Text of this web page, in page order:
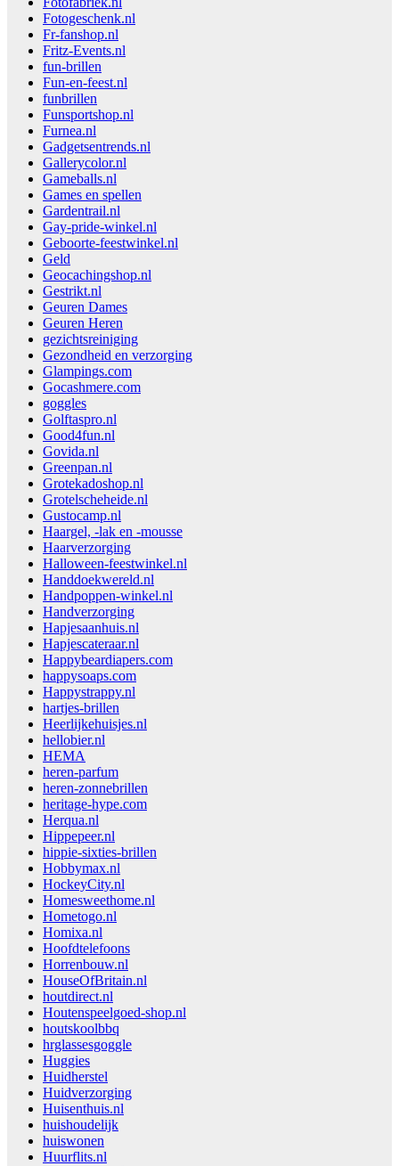
Fotogeschenk.nl
Fr-fanshop.nl
Fritz-Events.nl
fun-brillen
Fun-en-feest.nl
funbrillen
Funsportshop.nl
Furnea.nl
Gadgetsentrends.nl
Gallerycolor.nl
Gameballs.nl
Games en spellen
Gardentrail.nl
Gay-pride-winkel.nl
Geboorte-feestwinkel.nl
Geld
Geocachingshop.nl
Gestrikt.nl
Geuren Dames
Geuren Heren
gezichtsreiniging
Gezondheid en verzorging
Glampings.com
Gocashmere.com
goggles
Golftaspro.nl
Good4fun.nl
Govida.nl
Greenpan.nl
Grotekadoshop.nl
Grotelscheheide.nl
Gustocamp.nl
Haargel, -lak en -mousse
Haarverzorging
Halloween-feestwinkel.nl
Handdoekwereld.nl
Handpoppen-winkel.nl
Handverzorging
Hapjesaanhuis.nl
Hapjescateraar.nl
Happybeardiapers.com
happysoaps.com
Happystrappy.nl
hartjes-brillen
Heerlijkehuisjes.nl
hellobier.nl
HEMA
heren-parfum
heren-zonnebrillen
heritage-hype.com
Herqua.nl
Hippepeer.nl
hippie-sixties-brillen
Hobbymax.nl
HockeyCity.nl
Homesweethome.nl
Hometogo.nl
Homixa.nl
Hoofdtelefoons
Horrenbouw.nl
HouseOfBritain.nl
houtdirect.nl
Houtenspeelgoed-shop.nl
houtskoolbbq
hrglassesgoggle
Huggies
Huidherstel
Huidverzorging
Huisenthuis.nl
huishoudelijk
huiswonen
Huurflits.nl